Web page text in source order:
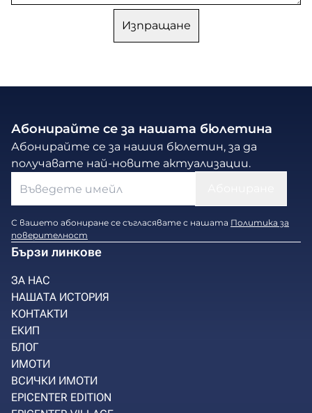
Абонирайте се за нашата бюлетина
Абонирайте се за нашия бюлетин, за да
получавате най-новите актуализации.
С вашето абониране се съгласявате с нашата Политика за
поверителност
Бързи линкове
ЗА НАС
НАШАТА ИСТОРИЯ
КОНТАКТИ
ЕКИП
БЛОГ
ИМОТИ
ВСИЧКИ ИМОТИ
EPICENTER EDITION